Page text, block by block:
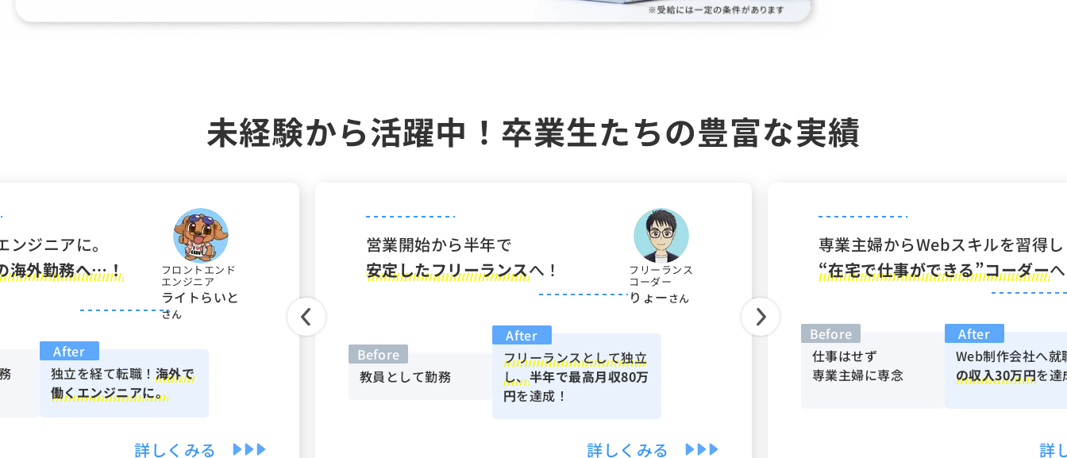
未経験から活躍中！ 卒業生たちの豊富な実績
フロントエンド
エンジニア
ライトらいと
さん
ジニアに。
海外勤務へ…！
After
独立を経て転職！ 海外で
働くエンジニアに。
詳しくみる
フリーランス
コーダー
りょー さん
営業開始から半年で
安定したフリーランスへ！
Before
教員として勤務
After
フリーランスとして独立
し、半年で最高月収80万
円を達成！
詳しくみる
専業主婦からWebスキルを習得し
“在宅で仕事ができる”コーダーへ
Before
仕事はせず
専業主婦に専念
After
Web制作会社へ就
の収入30万円を達
詳